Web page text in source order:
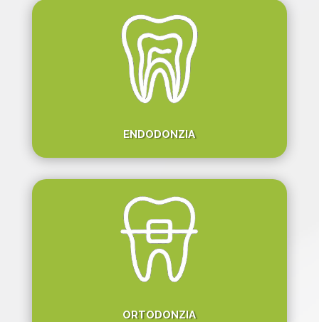
ENDODONZIA
ORTODONZIA